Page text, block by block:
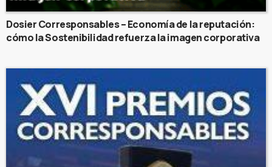
Dosier Corresponsables – Economía de la reputación:
cómo la Sostenibilidad refuerza la imagen corporativa